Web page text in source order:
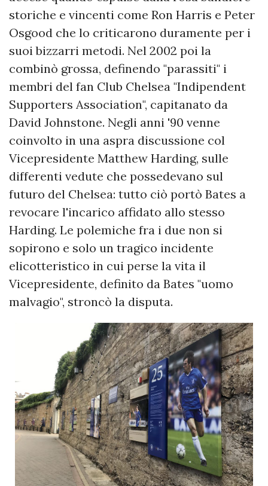
storiche e vincenti come Ron Harris e Peter
Osgood che lo criticarono duramente per i
suoi bizzarri metodi. Nel 2002 poi la
combinò grossa, definendo "parassiti" i
membri del fan Club Chelsea "Indipendent
Supporters Association", capitanato da
David Johnstone. Negli anni '90 venne
coinvolto in una aspra discussione col
Vicepresidente Matthew Harding, sulle
differenti vedute che possedevano sul
futuro del Chelsea: tutto ciò portò Bates a
revocare l'incarico affidato allo stesso
Harding. Le polemiche fra i due non si
sopirono e solo un tragico incidente
elicotteristico in cui perse la vita il
Vicepresidente, definito da Bates "uomo
malvagio", stroncò la disputa.